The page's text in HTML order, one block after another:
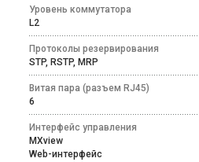
Уровень коммутатора
L2
Протоколы резервирования
STP, RSTP, MRP
Витая пара (разъем RJ45)
6
Интерфейс управления
MXview
Web-интерфейс